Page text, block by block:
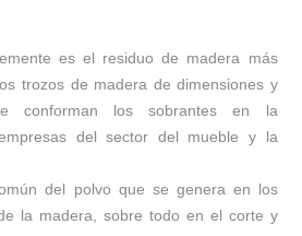
es el residuo de madera más
trozos de madera de dimensiones y
conforman los sobrantes en la
del sector del mueble y la
del polvo que se genera en los
la madera, sobre todo en el corte y